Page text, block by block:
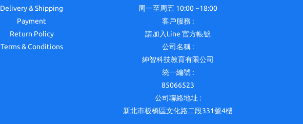
Delivery & Shipping
Payment
Return Policy
Terms & Conditions
周一至周五 10:00 ~18:00
客戶服務 :
請加入Line 官方帳號
公司名稱 :
紳智科技教育有限公司
統一編號 :
85066523
公司聯絡地址 :
新北市板橋區文化路二段331號4樓